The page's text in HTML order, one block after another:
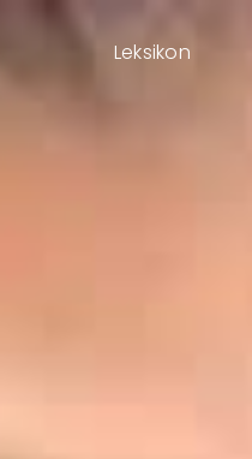
Leksikon